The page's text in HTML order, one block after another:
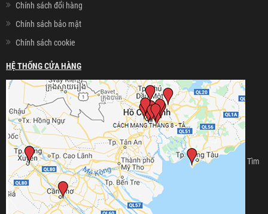
Chính sách đổi hàng
Chính sách bảo mật
Chính sách cookie
HỆ THỐNG CỬA HÀNG
Tìm